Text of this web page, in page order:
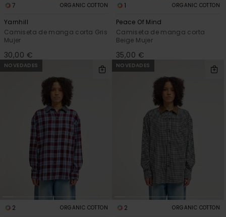
7 ORGANIC COTTON
Yarnhill
Camiseta de manga corta Gris
Mujer
30,00 €
1 ORGANIC COTTON
Peace Of Mind
Camiseta de manga corta
Beige Mujer
35,00 €
NOVEDADES
2 ORGANIC COTTON
NOVEDADES
2 ORGANIC COTTON